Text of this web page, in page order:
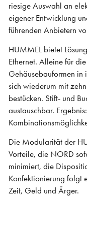
riesige Auswahl an
eigener Entwicklung
führenden Anbietern
HUMMEL bietet
Ethernet. Alleine für
Gehäusebauformen in
sich wiederum mit
bestücken. Stift- und
austauschbar.
Die Modularität der
Vorteile, die NORD
minimiert, die
Konfektionierung folgt
Zeit, Geld und Ärger.